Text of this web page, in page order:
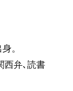
。
西弁､読書